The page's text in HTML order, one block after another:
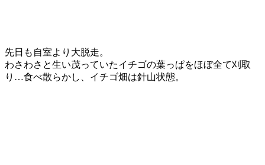
先日も自室より大脱走。
わさわさと生い茂っていたイチゴの葉っぱをほぼ全て刈取
り…食べ散らかし、イチゴ畑は針山状態。